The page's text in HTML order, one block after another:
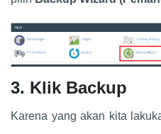
3. Klik Backup
Karena yang akan kita